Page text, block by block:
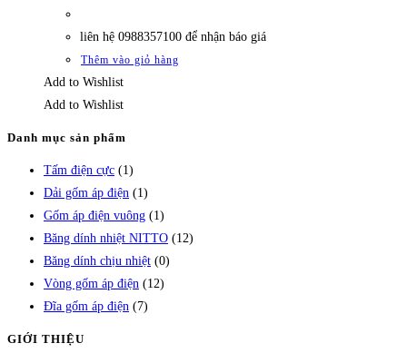
liên hệ 0988357100 để nhận báo giá
Thêm vào giỏ hàng
Add to Wishlist
Add to Wishlist
Danh mục sản phẩm
Tấm điện cực (1)
Dải gốm áp điện (1)
Gốm áp điện vuông (1)
Băng dính nhiệt NITTO (12)
Băng dính chịu nhiệt (0)
Vòng gốm áp điện (12)
Đĩa gốm áp điện (7)
GIỚI THIỆU